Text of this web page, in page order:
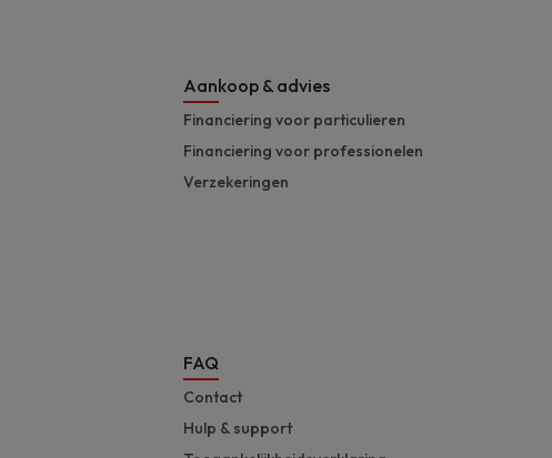
Aankoop & advies
Financiering voor particulieren
Financiering voor professionelen
Verzekeringen
FAQ
Contact
Hulp & support